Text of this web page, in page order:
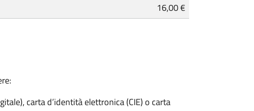
16,00 €
carta d’identità elettronica (CIE) o carta